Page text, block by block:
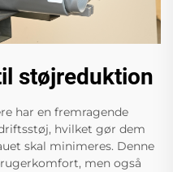
støjreduktion
har en fremragende
hvilket gør dem
skal minimeres. Denne
men også